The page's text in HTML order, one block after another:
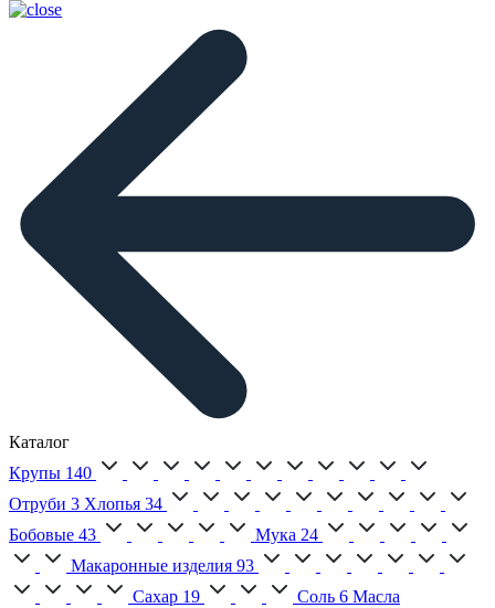
Каталог
Крупы 140
Отруби 3 Хлопья 34
Бобовые 43 Мука 24
Макаронные изделия 93
Сахар 19 Соль 6 Масла